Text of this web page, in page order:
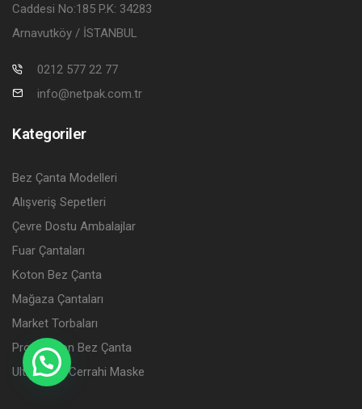
Kategoriler
Bez Çanta Modelleri
Alışveriş Sepetleri
Çevre Dostu Ambalajlar
Fuar Çantaları
Koton Bez Çanta
Mağaza Çantaları
Market Torbaları
Promosyon Bez Çanta
Ultramask Cerrahi Maske
Caddesi No:185 P.K: 34283
Arnavutköy / İSTANBUL
0212 577 22 77
info@netpak.com.tr